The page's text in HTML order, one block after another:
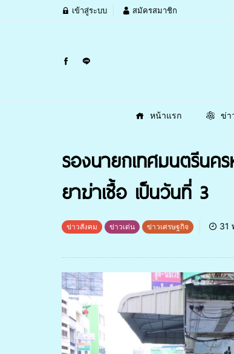
เข้าสู่ระบบ สมัครสมาชิก
หน้าแรก ข่า
รองนายกเทศมนตรีนค
ยาฆ่าเชื้อ เป็นวันที่ 3
ข่าวสังคม ข่าวเด่น ข่าวเศรษฐกิจ 31